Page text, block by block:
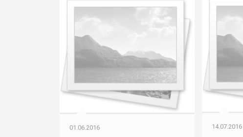
14.07.2016
01.06.2016